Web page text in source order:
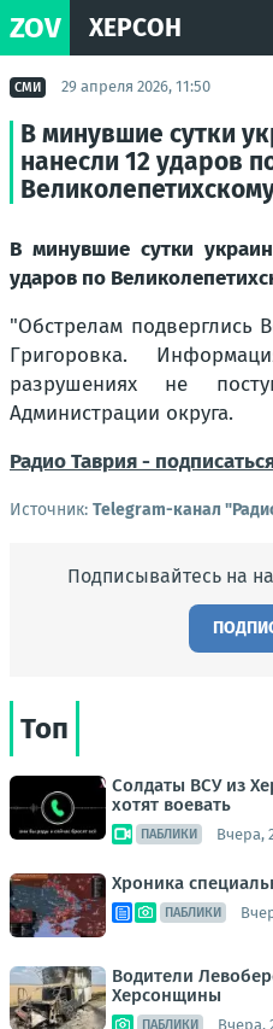
ZOV ХЕРСОН
СМИ 29 апреля 2026, 11:50
В минувшие сутки
нанесли 12 ударов
В минувшие сутки
ударов по
"Обстрелам подверглись
Григоровка.
разрушениях не
Администрации округа.
Радио Таврия -
Источник: Telegram-канал
Подписывайтесь на
Топ
Солдаты ВСУ из
хотят воевать
ПАБЛИКИ Вчера,
Хроника
ПАБЛИКИ
Водители
Херсонщины
ПАБЛИКИ Вчера,